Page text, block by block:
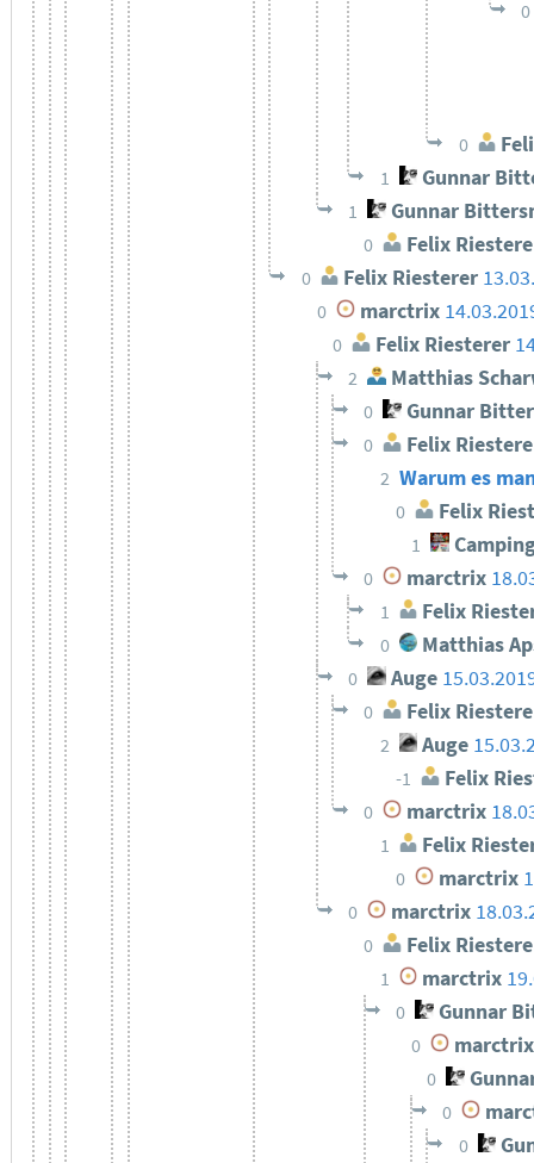
0
0
1 Gunnar
1 Gunnar
0 Felix
0 Felix Riesterer
0 marctrix
0 Felix Riesterer
2 Matthias
0 Gunnar
0 Felix
2 Warum es
0 Felix
1
0 marctrix
1 Felix
0 Matthias
0 Auge
0 Felix
2 Auge
-1 Felix
0 marctrix
1 Felix
0 marctrix
0 marctrix
0 Felix
1 marctrix
0 Gunnar
0 marctrix
0
0
0